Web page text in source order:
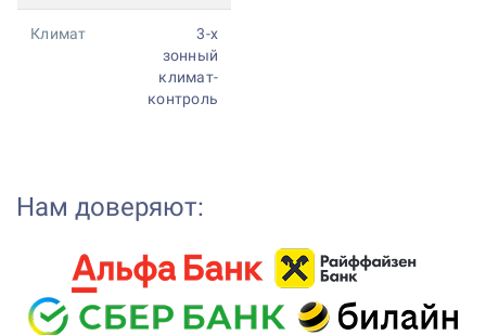
Климат
3-х
зонный
климат-
контроль
Нам доверяют: